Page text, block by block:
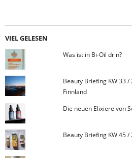
VIEL GELESEN
Was ist in Bi-Oil drin?
Beauty Briefing KW 33
Finnland
Die neuen Elixiere von
Beauty Briefing KW 45